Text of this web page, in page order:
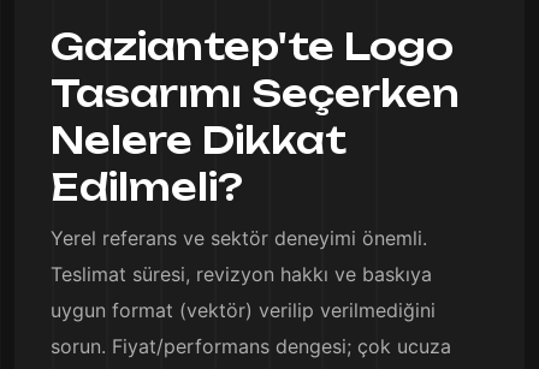
Gaziantep'te Logo
Tasarımı Seçerken
Nelere Dikkat
Edilmeli?
Yerel referans ve sektör deneyimi önemli.
Teslimat süresi, revizyon hakkı ve baskıya
uygun format (vektör) verilip verilmediğini
sorun. Fiyat/performans dengesi; çok ucuza